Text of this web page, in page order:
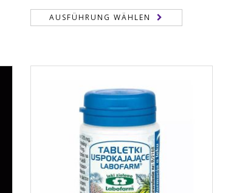
150,00 €
bis
AUSFÜHRUNG WÄHLEN